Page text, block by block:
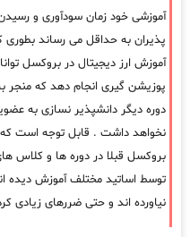
آموزشی خود زمان سودآوری و
پذیران به حداقل می رساند
آموزش ارز دیجیتال در بروکسل
پوزیشن گیری انجام دهد که منجر
دوره دیگر دانشپذیر نسازی به
نخواهد داشت . قابل توجه است که
بروکسل قبلا در دوره ها و کلاس
توسط اساتید مختلف آموزش دیده
نیاورده اند و حتی ضررهای زیادی